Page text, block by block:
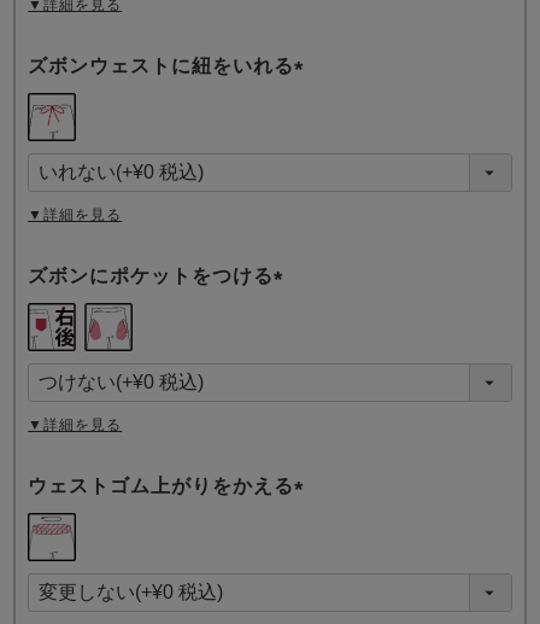
▼詳細を見る
ズボンウェストに紐をいれる
須
)
▼詳細を見る
ズボンにポケットをつける
須
)
▼詳細を見る
ウェストゴム上がりをかえる
須
)